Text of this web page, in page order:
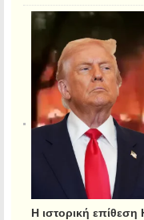
Η ιστορική